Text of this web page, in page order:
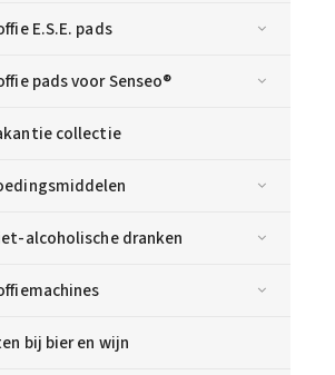
E.S.E. pads
pads voor Senseo®
collectie
alcoholische dranken
bij bier en wijn